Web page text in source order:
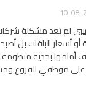
لم تعد مشكلة
أسعار الباقات بل
أمامها بجدية منظومة
موظفي الفروع